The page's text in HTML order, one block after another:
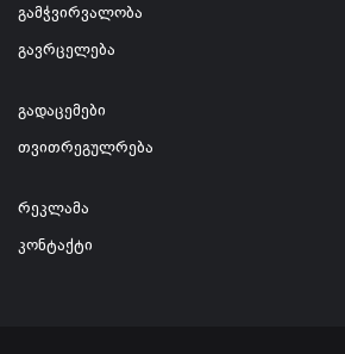
გამჭვირვალობა
გავრცელება
გადაცემები
თვითრეგულრება
რეკლამა
კონტაქტი